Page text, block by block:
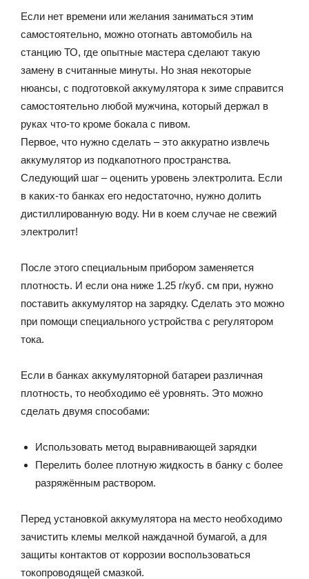
Если нет времени или желания заниматься этим
самостоятельно, можно отогнать автомобиль на
станцию ТО, где опытные мастера сделают такую
замену в считанные минуты. Но зная некоторые
нюансы, с подготовкой аккумулятора к зиме справится
самостоятельно любой мужчина, который держал в
руках что-то кроме бокала с пивом.
Первое, что нужно сделать – это аккуратно извлечь
аккумулятор из подкапотного пространства.
Следующий шаг – оценить уровень электролита. Если
в каких-то банках его недостаточно, нужно долить
дистиллированную воду. Ни в коем случае не свежий
электролит!
После этого специальным прибором заменяется
плотность. И если она ниже 1.25 г/куб. см при, нужно
поставить аккумулятор на зарядку. Сделать это можно
при помощи специального устройства с регулятором
тока.
Если в банках аккумуляторной батареи различная
плотность, то необходимо её уровнять. Это можно
сделать двумя способами:
Использовать метод выравнивающей зарядки
Перелить более плотную жидкость в банку с более
разряжённым раствором.
Перед установкой аккумулятора на место необходимо
зачистить клемы мелкой наждачной бумагой, а для
защиты контактов от коррозии воспользоваться
токопроводящей смазкой.